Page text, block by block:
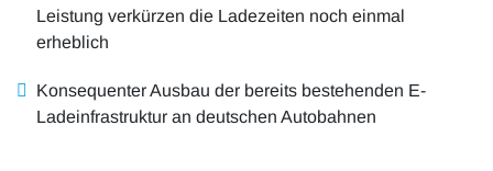
Leistung verkürzen die Ladezeiten noch einmal
erheblich
Konsequenter Ausbau der bereits bestehenden E-
Ladeinfrastruktur an deutschen Autobahnen